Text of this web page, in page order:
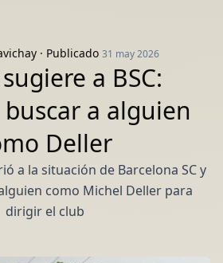
· Publicado 31 may 2026
a BSC:
a alguien
Deller
a la situación de Barcelona SC y
como Michel Deller para
dirigir el club